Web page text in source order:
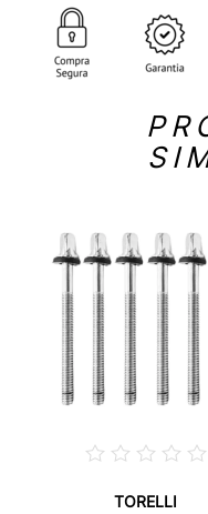
TORELLI